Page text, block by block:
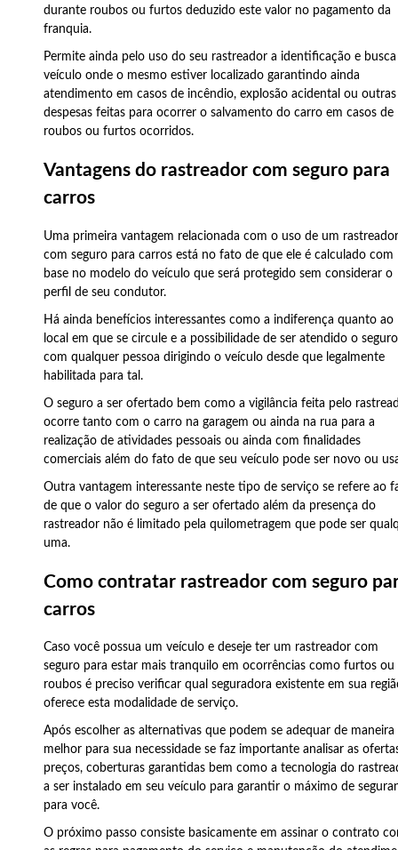
durante roubos ou furtos deduzido este valor no pagamento da
franquia.
Permite ainda pelo uso do seu rastreador a identificação e
veículo onde o mesmo estiver localizado garantindo ainda
atendimento em casos de incêndio, explosão acidental ou outras
despesas feitas para ocorrer o salvamento do carro em casos de
roubos ou furtos ocorridos.
Vantagens do rastreador com seguro para
carros
Uma primeira vantagem relacionada com o uso de um
com seguro para carros está no fato de que ele é calculado com
base no modelo do veículo que será protegido sem considerar o
perfil de seu condutor.
Há ainda benefícios interessantes como a indiferença quanto ao
local em que se circule e a possibilidade de ser atendido o seguro
com qualquer pessoa dirigindo o veículo desde que legalmente
habilitada para tal.
O seguro a ser ofertado bem como a vigilância feita pelo
ocorre tanto com o carro na garagem ou ainda na rua para a
realização de atividades pessoais ou ainda com finalidades
comerciais além do fato de que seu veículo pode ser novo ou
Outra vantagem interessante neste tipo de serviço se refere ao
de que o valor do seguro a ser ofertado além da presença do
rastreador não é limitado pela quilometragem que pode ser
uma.
Como contratar rastreador com seguro
carros
Caso você possua um veículo e deseje ter um rastreador com
seguro para estar mais tranquilo em ocorrências como furtos ou
roubos é preciso verificar qual seguradora existente em sua
oferece esta modalidade de serviço.
Após escolher as alternativas que podem se adequar de maneira
melhor para sua necessidade se faz importante analisar as
preços, coberturas garantidas bem como a tecnologia do
a ser instalado em seu veículo para garantir o máximo de
para você.
O próximo passo consiste basicamente em assinar o contrato